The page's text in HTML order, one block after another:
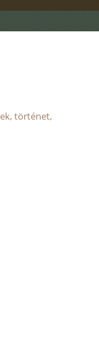
történet,